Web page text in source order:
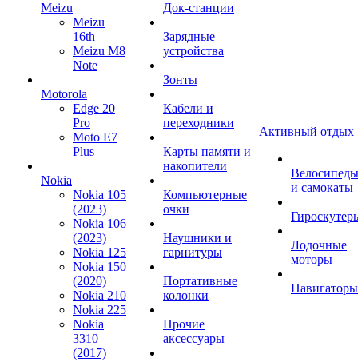
Meizu
Meizu
16th
Meizu M8
Note
Motorola
Edge 20
Pro
Moto E7
Plus
Nokia
Nokia 105
(2023)
Nokia 106
(2023)
Nokia 125
Nokia 150
(2020)
Nokia 210
Nokia 225
Nokia
3310
(2017)
Док-станции
Зарядные
устройства
Зонты
Кабели и
переходники
Карты памяти и
накопители
Компьютерные
очки
Наушники и
гарнитуры
Портативные
колонки
Прочие
аксессуары
Активный отдых
Велосипеды
и самокаты
Лодочные
моторы
Навигаторы